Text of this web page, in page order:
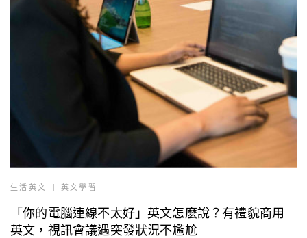
生活英文 英文學習
「你的電腦連線不太好」英文怎麽說？有禮貌商用
英文，視訊會議遇突發狀況不尷尬